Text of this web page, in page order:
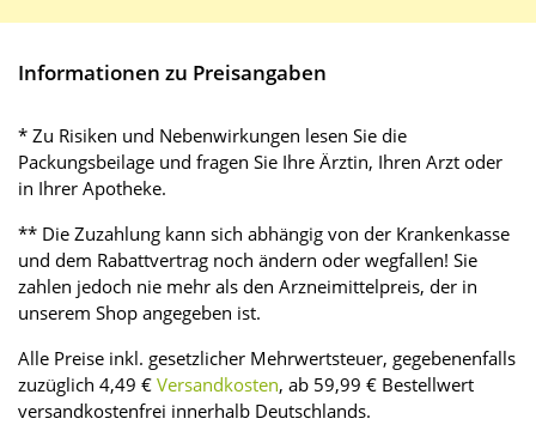
Informationen zu Preisangaben
* Zu Risiken und Nebenwirkungen lesen Sie die
Packungsbeilage und fragen Sie Ihre Ärztin, Ihren Arzt oder
in Ihrer Apotheke.
** Die Zuzahlung kann sich abhängig von der Krankenkasse
und dem Rabattvertrag noch ändern oder wegfallen! Sie
zahlen jedoch nie mehr als den Arzneimittelpreis, der in
unserem Shop angegeben ist.
Alle Preise inkl. gesetzlicher Mehrwertsteuer, gegebenenfalls
zuzüglich 4,49 € Versandkosten, ab 59,99 € Bestellwert
versandkostenfrei innerhalb Deutschlands.